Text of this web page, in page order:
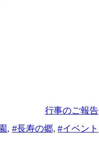
行事のご報告
, 長寿の郷, イベント